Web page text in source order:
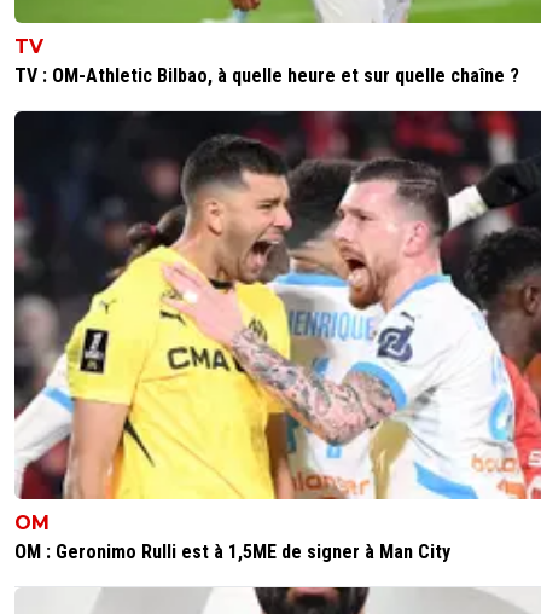
TV
TV : OM-Athletic Bilbao, à quelle heure et sur quelle chaîne ?
OM
OM : Geronimo Rulli est à 1,5ME de signer à Man City